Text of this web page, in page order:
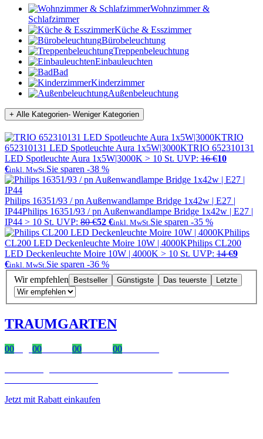
Wohnzimmer &
Schlafzimmer
Küche & Esszimmer
Bürobeleuchtung
Treppenbeleuchtung
Einbauleuchten
Bad
Kinderzimmer
Außenbeleuchtung
+ Alle Kategorien- Weniger Kategorien
TRIO
652310131 LED Spotleuchte Aura 1x5W|3000KTRIO 652310131
LED Spotleuchte Aura 1x5W|3000K > 10 St. UVP: 16 €10
€inkl. MwSt. Sie sparen -38 %
Philips 16351/93 / pn Außenwandlampe Bridge 1x42w | E27 |
IP44Philips 16351/93 / pn Außenwandlampe Bridge 1x42w | E27 |
IP44 > 10 St. UVP: 80 €52 €inkl. MwSt. Sie sparen -35 %
Philips
CL200 LED Deckenleuchte Moire 10W | 4000KPhilips CL200
LED Deckenleuchte Moire 10W | 4000K > 10 St. UVP: 14 €9
€inkl. MwSt. Sie sparen -36 %
Wir empfehlen
Bestseller Günstigste Das teuerste Letzte
TRAUMGARTEN
00 00 00 00
Jetzt mit Rabatt einkaufen